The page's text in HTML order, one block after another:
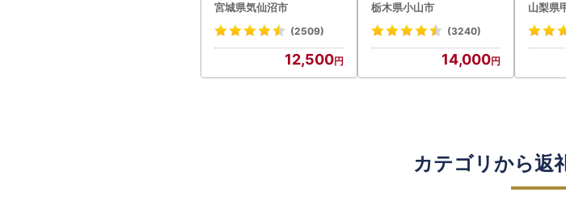
宮城県気仙沼市
(2509)
12,500
ト)【配送不可地域：離島
・沖縄県】【1256759】
栃木県小山市
(3240)
14,000
〉山梨
カット
N-
山梨県
カテゴリから返